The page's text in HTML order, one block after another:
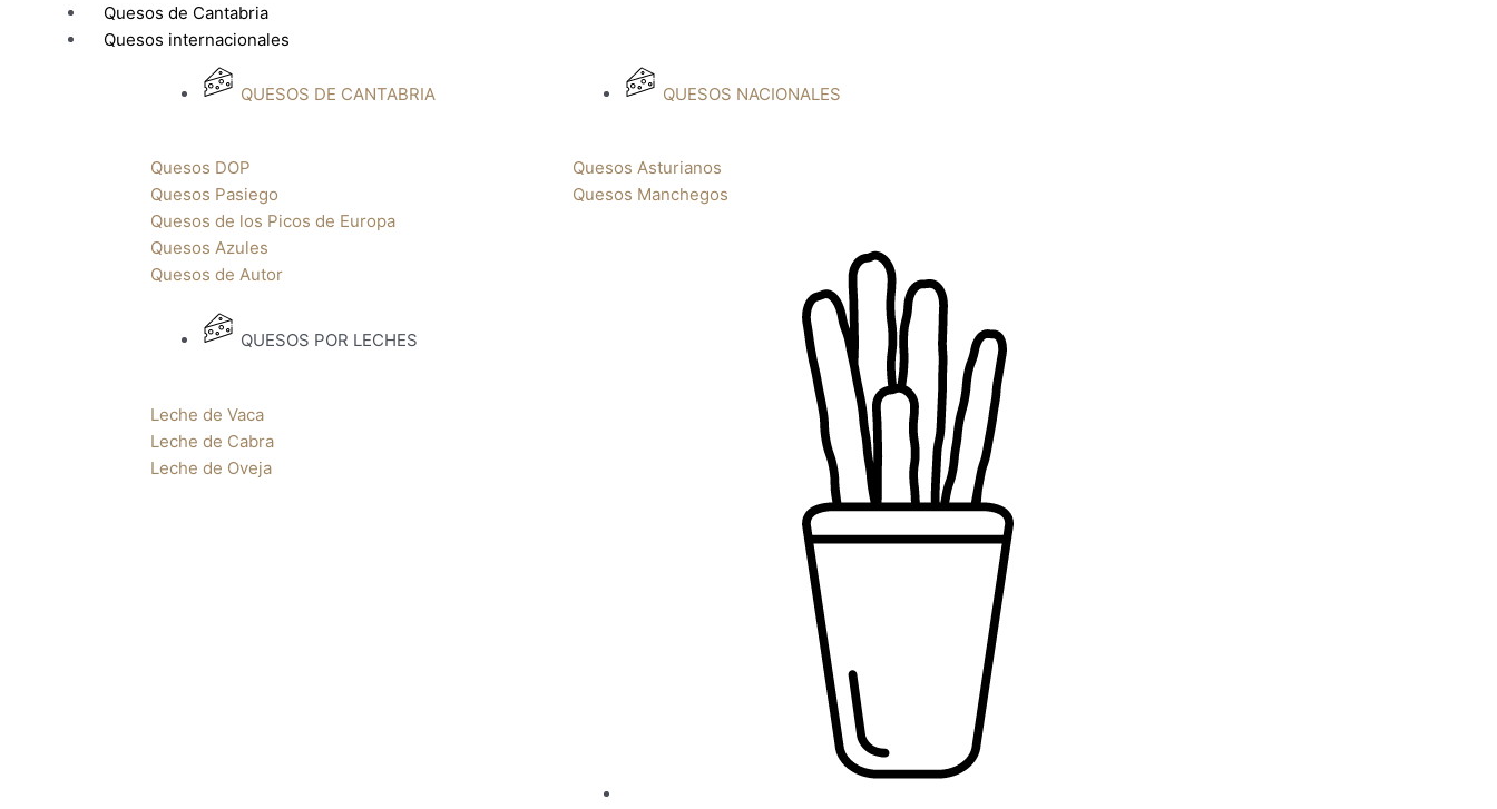
Quesos de Cantabria
Quesos internacionales
QUESOS DE CANTABRIA
Quesos DOP
Quesos Pasiego
Quesos de los Picos de Europa
Quesos Azules
Quesos de Autor
QUESOS POR LECHES
Leche de Vaca
Leche de Cabra
Leche de Oveja
QUESOS NACIONALES
Quesos Asturianos
Quesos Manchegos